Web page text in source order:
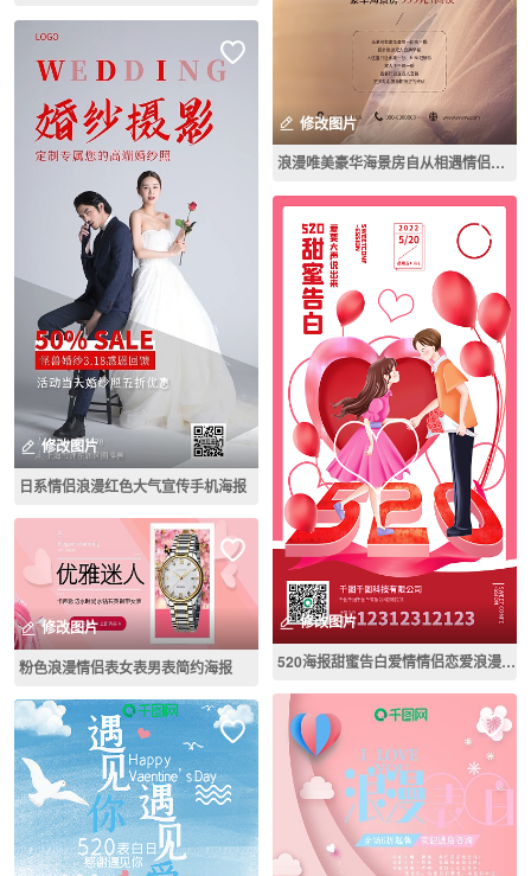
修改图片
日系情侣浪漫红色大气宣传手机海报
修改图片
粉色浪漫情侣表女表男表简约海报
修改图片
浪漫唯美豪华海景房自从相遇情侣住房优惠促销海报展板
修改图片
520海报甜蜜告白爱情情侣恋爱浪漫节日